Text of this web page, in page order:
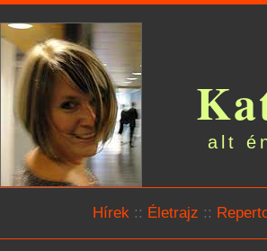
alt
Hírek :: Életrajz ::